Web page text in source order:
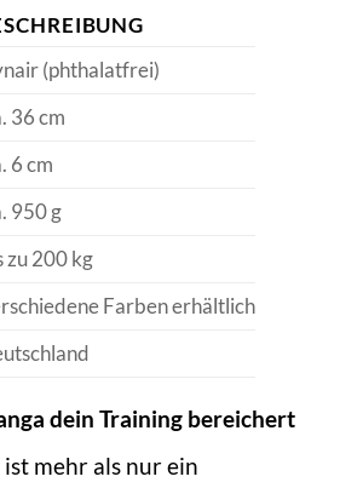
(phthalatfrei)
36 cm
6 cm
950 g
zu 200 kg
Farben erhältlich
dein Training bereichert
ist mehr als nur ein